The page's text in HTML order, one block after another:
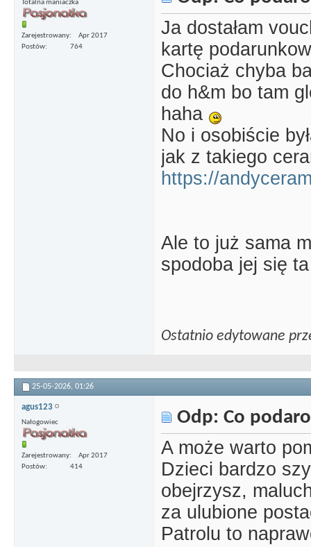
Totalna maniaczka
Zarejestrowany
Apr 2017
Postów
764
Ja dostałam
kartę
Chociaż chyba
do h&m bo tam
haha
No i osobiście
jak z takiego
https://
Ale to już sama
spodoba jej się
Ostatnio edytowane
25-05-2026, 01:26
agus123
Nałogowiec
Zarejestrowany
Apr 2017
Postów
414
Odp: Co
A może warto
Dzieci bardzo
obejrzysz,
za ulubione
Patrolu to